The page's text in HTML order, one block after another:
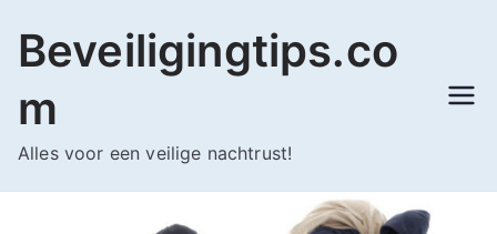
naar
inhoud
Beveiligingtips.co
m
Alles voor een veilige nachtrust!